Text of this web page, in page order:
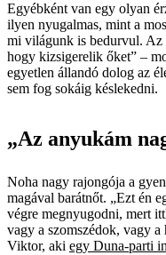
Egyébként van egy olyan
ilyen nyugalmas, mint a
mi világunk is be­durvul. Az
hogy kizsigerelik őket” –
egyetlen állandó dolog az
sem fog sokáig késlekedni.
„Az anyukám
Noha nagy rajongója a
magával barátnőt. „Ezt én
végre megnyugodni, mert
vagy a szomszédok, vagy
Viktor, aki egy Duna-parti